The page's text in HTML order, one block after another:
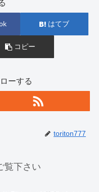
はてブ
コピー
ーする
toriton777
覧下さい